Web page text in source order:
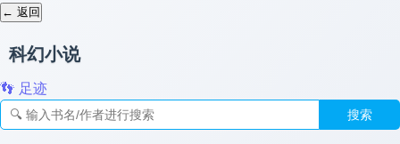
← 返回
科幻小说
👣 足迹
搜索